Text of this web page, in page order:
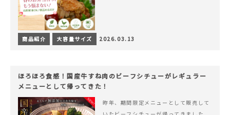
商品紹介 大容量サイズ 2026.03.13
ほろほろ食感！国産牛すね肉のビーフシチューがレギュラー
メニューとして帰ってきた！
昨年、期間限定メニューとして販売して